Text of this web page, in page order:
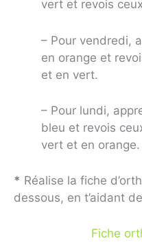
vert et revois
– Pour vendredi,
en orange et
et en vert.
– Pour lundi,
bleu et revois
vert et en orange.
* Réalise la fiche
dessous, en t’aidant
Fiche